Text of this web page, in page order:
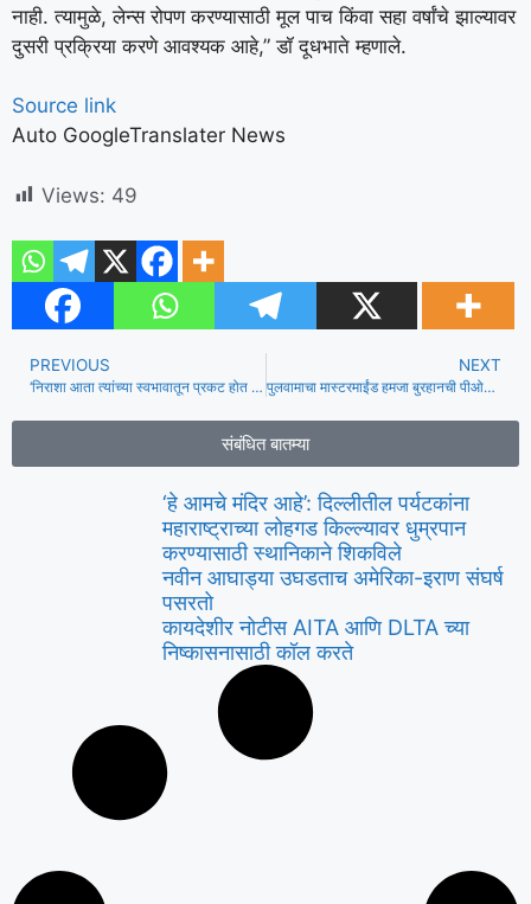
नाही. त्यामुळे, लेन्स रोपण करण्यासाठी मूल पाच किंवा सहा वर्षांचे झाल्यावर
दुसरी प्रक्रिया करणे आवश्यक आहे,” डॉ दूधभाते म्हणाले.
Source link
Auto GoogleTranslater News
Views: 49
PREVIOUS
‘निराशा आता त्यांच्या स्वभावातून प्रकट होत आहे’: पंतप्रधान मोदींवरील ‘देशद्रोही’ टिप्पणीवर भाजपचा राहुलवर हल्ला
NEXT
पुलवामाचा मास्टरमाईंड हमजा बुरहानची पीओकेमध्ये अज्ञात बंदूकधाऱ्यांनी हत्या केली
संबंधित बातम्या
‘हे आमचे मंदिर आहे’: दिल्लीतील पर्यटकांना
महाराष्ट्राच्या लोहगड किल्ल्यावर धुम्रपान
करण्यासाठी स्थानिकाने शिकविले
नवीन आघाड्या उघडताच अमेरिका-इराण संघर्ष
पसरतो
कायदेशीर नोटीस AITA आणि DLTA च्या
निष्कासनासाठी कॉल करते